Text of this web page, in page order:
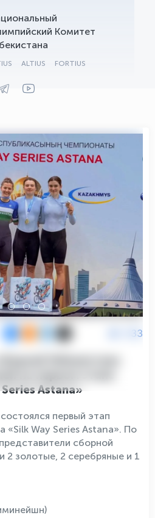
Комитет
ALTIUS FORTIUS
633
Узбекистана
на первом этапе
Astana»
первый этап
«Silk Way Series Astana». По
сборной
2 золотые, 2 серебряные и 1